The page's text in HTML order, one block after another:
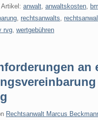
anwalt anwaltskosten
rechtsanwalts
rvg wertgebühren
Rechtsanwalt Marcus